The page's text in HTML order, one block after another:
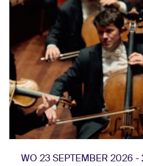
WO 23 SEPTEMBER 2026 -